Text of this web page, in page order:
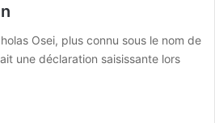
Osei, plus connu sous le nom de
une déclaration saisissante lors